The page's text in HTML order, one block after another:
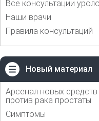
Все консультации
Наши врачи
Правила консультаций
Новый материал
Арсенал новых средств
против рака простаты
Симптомы